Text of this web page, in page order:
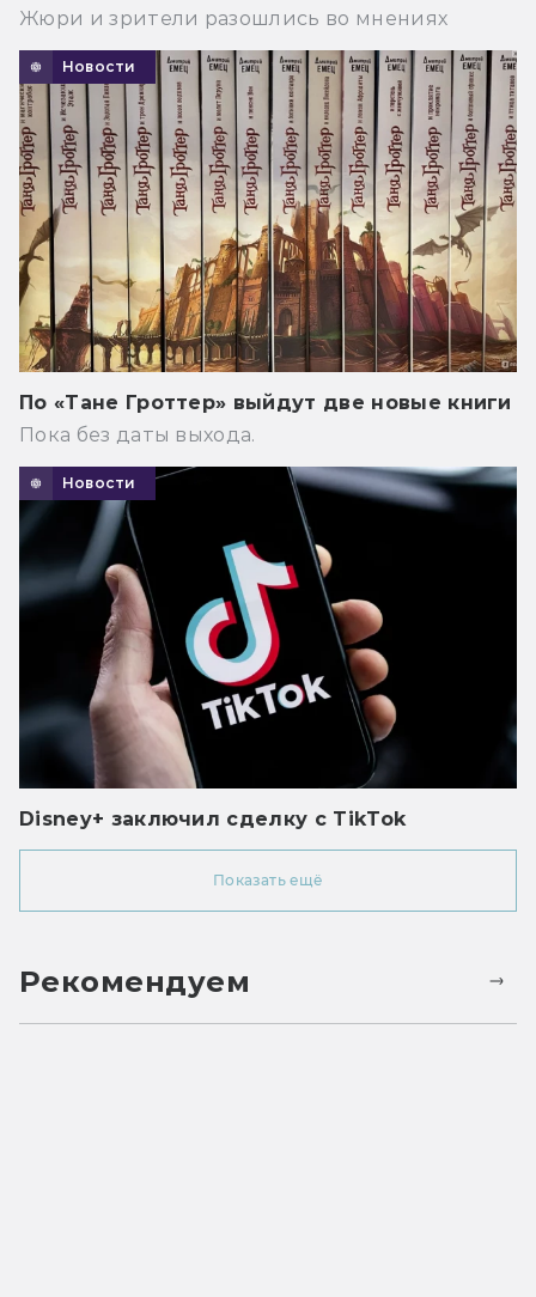
Жюри и зрители разошлись во мнениях
Новости
По «Тане Гроттер» выйдут две новые книги
Пока без даты выхода.
Новости
Disney+ заключил сделку с TikTok
Показать ещё
Рекомендуем